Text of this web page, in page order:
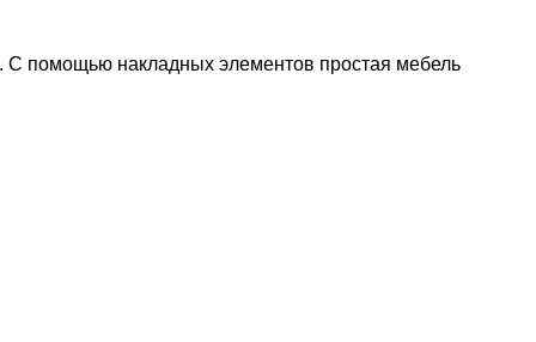
С помощью накладных элементов простая мебель